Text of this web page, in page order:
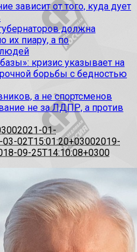
зависит от того, куда дует
должна
их пиару, а по
кризис указывает на
борьбы с бедностью
а не спортсменов
не за ЛДПР, а против
2021-01-
02T15:01:20+03002019-
09-25T14:10:08+0300